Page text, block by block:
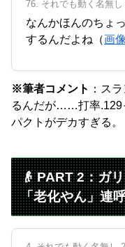
76. それでも動く名無
なんかほんのちょ
するんだよね（画像
※筆者コメント ：ス
るんだが……打率.129
パクトがデカすぎる。
👴 PART 2：ガ
「老化やん」連